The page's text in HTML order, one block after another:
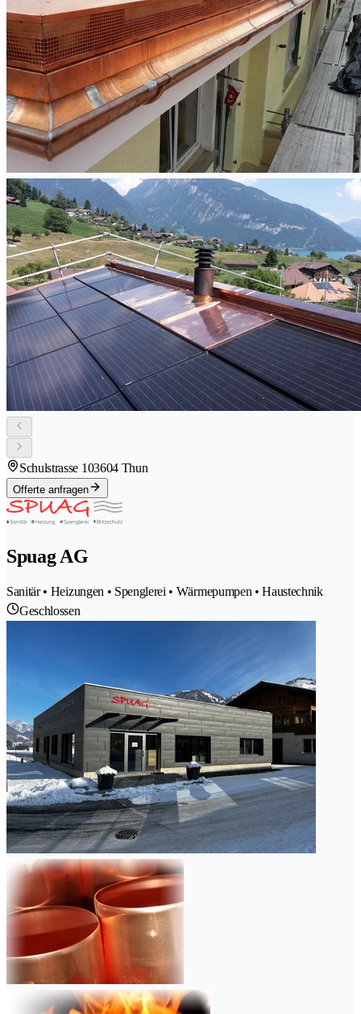
Schulstrasse 103604 Thun
Offerte anfragen
Spuag AG
Sanitär • Heizungen • Spenglerei • Wärmepumpen • Haustechnik
Geschlossen